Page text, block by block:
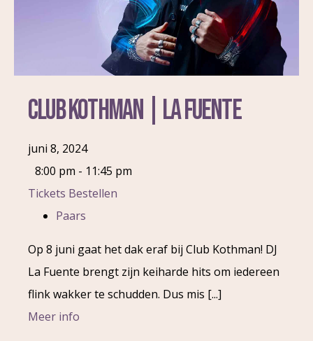
Club Kothman | La Fuente
juni 8, 2024
8:00 pm - 11:45 pm
Tickets Bestellen
Paars
Op 8 juni gaat het dak eraf bij Club Kothman! DJ
La Fuente brengt zijn keiharde hits om iedereen
flink wakker te schudden. Dus mis [...]
Meer info